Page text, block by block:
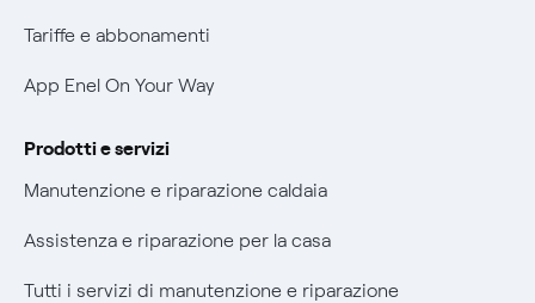
Verifica chi ti ha chiamato
Agevolazione utenti con disabilità per offerte Fibra
Tariffe e abbonamenti
App Enel On Your Way
Prodotti e servizi
Manutenzione e riparazione caldaia
Assistenza e riparazione per la casa
Tutti i servizi di manutenzione e riparazione